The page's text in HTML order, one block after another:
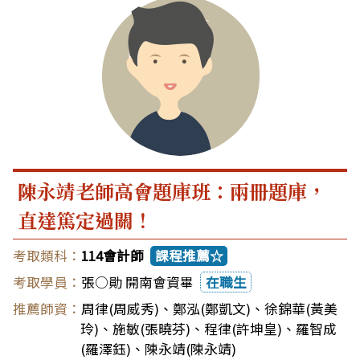
陳永靖老師高會題庫班：兩冊題庫，
直達篤定過關！
114會計師 課程推薦☆
張○勛 開南會資畢
在職生
周律(周威秀) 、 鄭泓(鄭凱文) 、 徐錦華(黃美
玲) 、 施敏(張曉芬) 、 程律(許坤皇) 、 羅智成
(羅澤鈺) 、 陳永靖(陳永靖)